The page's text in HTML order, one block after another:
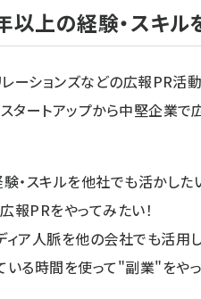
以上の経験・スキル
レーションズなどの広報PR活
タートアップから中堅企業
・スキルを他社でも活かした
報PRをやってみたい！
ア人脈を他の会社でも活用し
る時間を使って"副業"をやっ